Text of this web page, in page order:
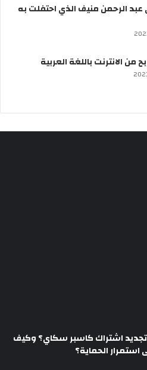
الرحمن منيف الذي احتفلت به
من الانترنت باللغة العربية
اشتراك كاسبر سكاي؟ وكيف
الحماية؟